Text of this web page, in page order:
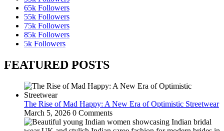
65k Followers
55k Followers
75k Followers
85k Followers
5k Followers
FEATURED POSTS
The Rise of Mad Happy: A New Era of Optimistic Streetwear
March 5, 2026 0 Comments